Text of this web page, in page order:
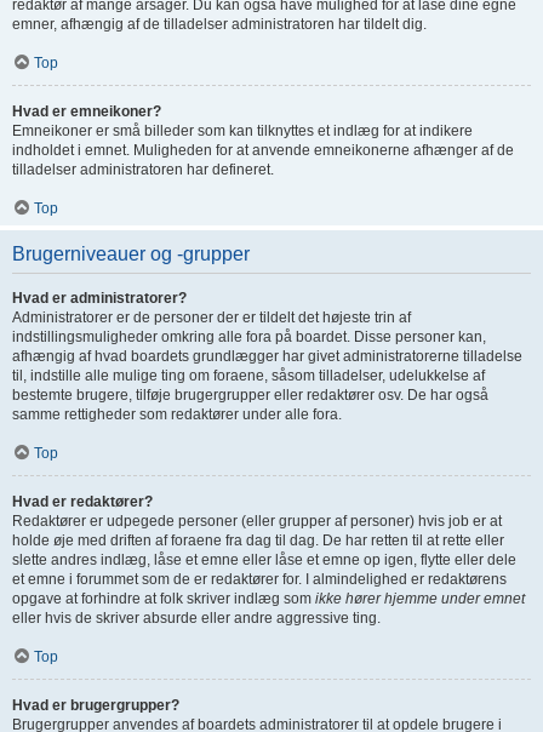
redaktør af mange årsager. Du kan også have mulighed for at låse dine egne
emner, afhængig af de tilladelser administratoren har tildelt dig.
Top
Hvad er emneikoner?
Emneikoner er små billeder som kan tilknyttes et indlæg for at indikere
indholdet i emnet. Muligheden for at anvende emneikonerne afhænger af de
tilladelser administratoren har defineret.
Top
Brugerniveauer og -grupper
Hvad er administratorer?
Administratorer er de personer der er tildelt det højeste trin af
indstillingsmuligheder omkring alle fora på boardet. Disse personer kan,
afhængig af hvad boardets grundlægger har givet administratorerne tilladelse
til, indstille alle mulige ting om foraene, såsom tilladelser, udelukkelse af
bestemte brugere, tilføje brugergrupper eller redaktører osv. De har også
samme rettigheder som redaktører under alle fora.
Top
Hvad er redaktører?
Redaktører er udpegede personer (eller grupper af personer) hvis job er at
holde øje med driften af foraene fra dag til dag. De har retten til at rette eller
slette andres indlæg, låse et emne eller låse et emne op igen, flytte eller dele
et emne i forummet som de er redaktører for. I almindelighed er redaktørens
opgave at forhindre at folk skriver indlæg som ikke hører hjemme under emnet
eller hvis de skriver absurde eller andre aggressive ting.
Top
Hvad er brugergrupper?
Brugergrupper anvendes af boardets administratorer til at opdele brugere i